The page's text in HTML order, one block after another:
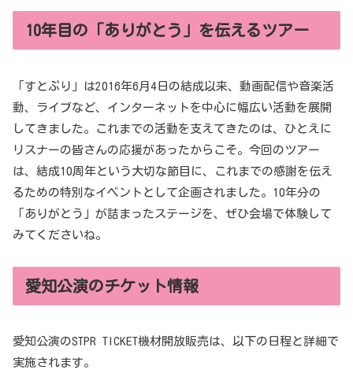
10年目の「ありがとう」を伝えるツアー
「すとぷり」は2016年6月4日の結成以来、動画配信や音楽活
動、ライブなど、インターネットを中心に幅広い活動を展開
してきました。これまでの活動を支えてきたのは、ひとえに
リスナーの皆さんの応援があったからこそ。今回のツアー
は、結成10周年という大切な節目に、これまでの感謝を伝え
るための特別なイベントとして企画されました。10年分の
「ありがとう」が詰まったステージを、ぜひ会場で体験して
みてくださいね。
愛知公演のチケット情報
愛知公演のSTPR TICKET機材開放販売は、以下の日程と詳細で
実施されます。